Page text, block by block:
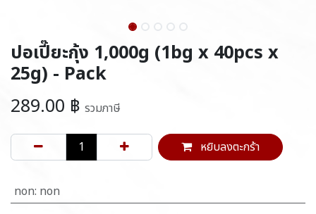
ปอเปี๊ยะกุ้ง 1,000g (1bg x 40pcs x
25g) - Pack
289.00 ฿ รวมภาษี
หยิบลงตะกร้า
non: non